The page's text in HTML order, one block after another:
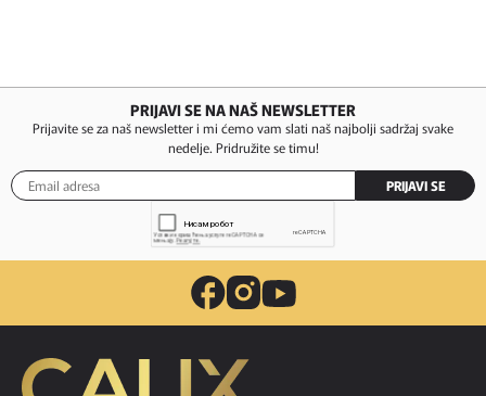
PRIJAVI SE NA NAŠ NEWSLETTER
Prijavite se za naš newsletter i mi ćemo vam slati naš najbolji sadržaj svake
nedelje. Pridružite se timu!
PRIJAVI SE